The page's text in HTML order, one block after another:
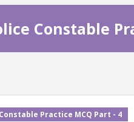
Constable
Practice MCQ Part - 4